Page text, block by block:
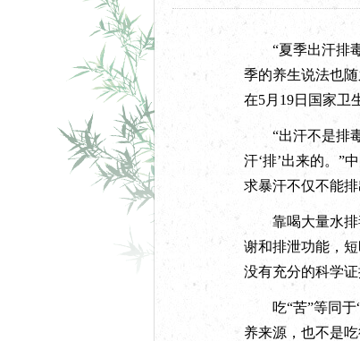
“夏季出汗排毒
季的养生说法也
在5月19日国家卫
“出汗不是排毒
汗‘排’出来的。”
求暴汗不仅不能
靠喝大量水排毒
谢和排泄功能，
没有充分的科学证
吃“苦”等同于“
养来源，也不是